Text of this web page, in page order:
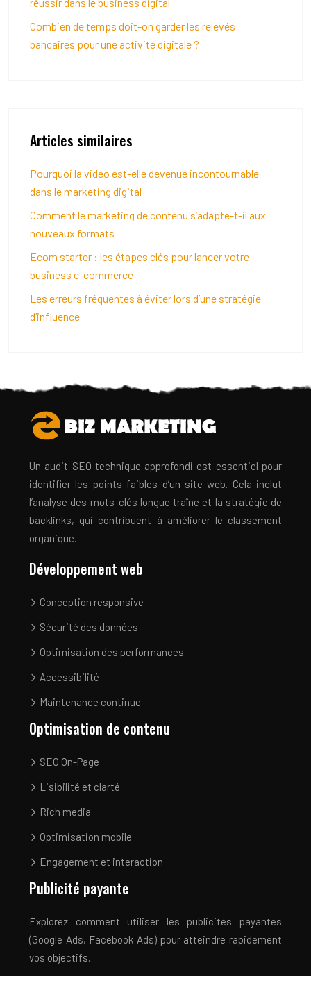
Combien de temps doit-on garder les relevés
bancaires pour une activité digitale ?
Articles similaires
Pourquoi la vidéo est-elle devenue incontournable
dans le marketing digital
Comment le marketing de contenu s’adapte-t-il aux
nouveaux formats
Ecom starter : les étapes clés pour lancer votre
business e-commerce
Les erreurs fréquentes à éviter lors d’une stratégie
d’influence
Un audit SEO technique approfondi est essentiel pour
identifier les points faibles d’un site web. Cela inclut
l’analyse des mots-clés longue traîne et la stratégie de
backlinks, qui contribuent à améliorer le classement
organique.
Développement web
Conception responsive
Sécurité des données
Optimisation des performances
Accessibilité
Maintenance continue
Optimisation de contenu
SEO On-Page
Lisibilité et clarté
Rich media
Optimisation mobile
Engagement et interaction
Publicité payante
Explorez comment utiliser les publicités payantes
(Google Ads, Facebook Ads) pour atteindre rapidement
vos objectifs.